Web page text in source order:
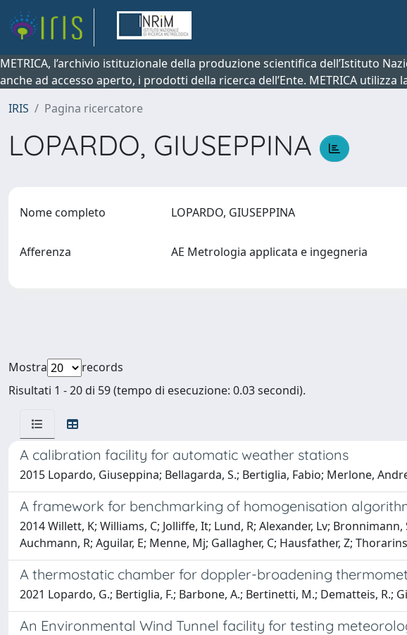
METRICA, l’archivio istituzionale della produzione scientifica dell’Istituto
anche ad accesso aperto, i prodotti della ricerca dell’Ente. METRICA
IRIS
Pagina ricercatore
LOPARDO, GIUSEPPINA
Nome completo LOPARDO, GIUSEPPINA
Afferenza AE Metrologia applicata e ingegneria
Mostra
records
Risultati 1 - 20 di 59 (tempo di esecuzione: 0.03 secondi).
A calibration facility for automatic weather stations
2015 Lopardo, Giuseppina; Bellagarda, S.; Bertiglia, Fabio; Merlone,
A framework for benchmarking of homogenisation
2014 Willett, K; Williams, C; Jolliffe, It; Lund, R; Alexander, Lv;
Auchmann, R; Aguilar, E; Menne, Mj; Gallagher, C; Hausfather, Z;
A thermostatic chamber for doppler-broadening
2021 Lopardo, G.; Bertiglia, F.; Barbone, A.; Bertinetti, M.; Dematteis, R.;
An Environmental Wind Tunnel facility for testing